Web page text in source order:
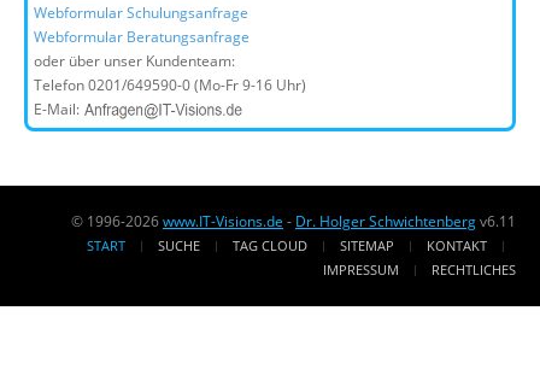
Webformular Schulungsanfrage
Webformular Beratungsanfrage
oder über unser Kundenteam:
Telefon0201/649590-0(Mo-Fr 9-16 Uhr)
E-Mail:
© 1996-2026www.IT-Visions.de - Dr. Holger Schwichtenbergv6.11
START SUCHE TAG CLOUD SITEMAP
KONTAKT
IMPRESSUM
RECHTLICHES